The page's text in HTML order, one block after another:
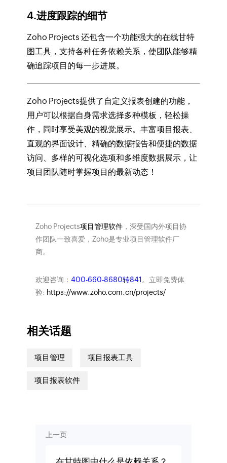
4.进度跟踪的细节
Zoho Projects 还包含一个功能强大的在线甘特
图工具，支持各种任务依赖关系，使团队能够精
确追踪项目的每一步进展。
Zoho Projects提供了自定义报表创建的功能，
用户可以根据自身需求选择多种模板，轻松操
作，同时享受美观的视觉展示。丰富项目报表、
直观的界面设计、精确的数据报告和便捷的数据
访问、多样的可视化选项和多维度数据展示，让
项目团队随时掌握项目的最新动态！
Zoho Projects项目管理软件，深受国内外项目协
作团队一致喜爱，Zoho是专业项目管理软件厂
商。
欢迎咨询： 400-660-8680转841 。立即免费体
验: https://www.zoho.com.cn/projects/
相关话题
项目管理 项目报表工具
项目报表软件
上一页